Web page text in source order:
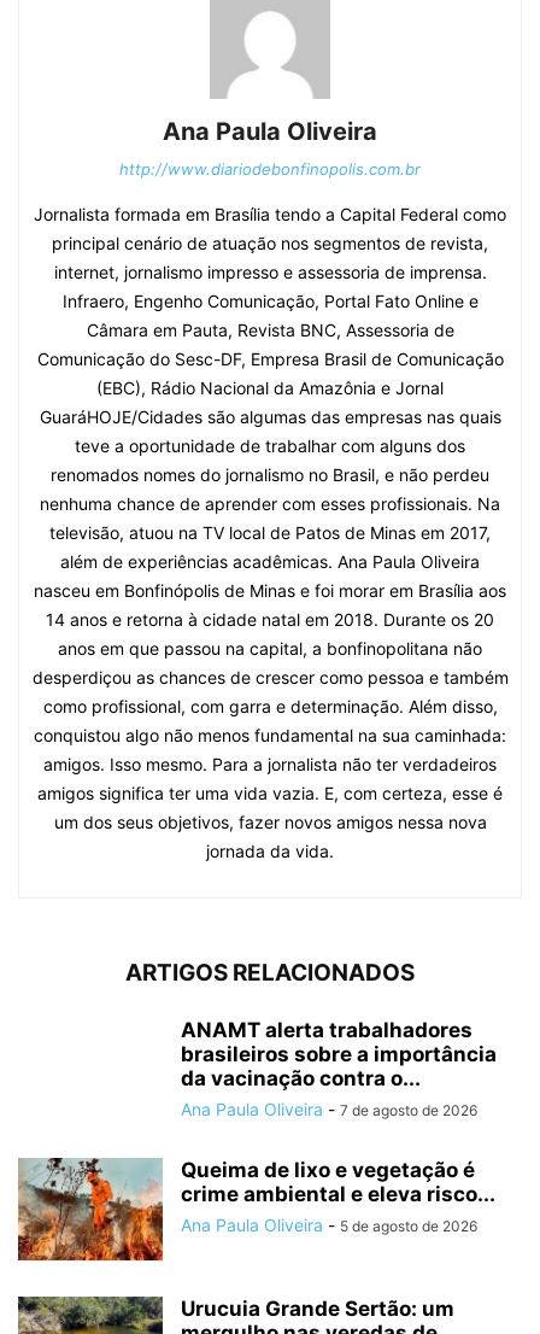
Ana Paula Oliveira
http://www.diariodebonfinopolis.com.br
Jornalista formada em Brasília tendo a Capital Federal como
principal cenário de atuação nos segmentos de revista,
internet, jornalismo impresso e assessoria de imprensa.
Infraero, Engenho Comunicação, Portal Fato Online e
Câmara em Pauta, Revista BNC, Assessoria de
Comunicação do Sesc-DF, Empresa Brasil de Comunicação
(EBC), Rádio Nacional da Amazônia e Jornal
GuaráHOJE/Cidades são algumas das empresas nas quais
teve a oportunidade de trabalhar com alguns dos
renomados nomes do jornalismo no Brasil, e não perdeu
nenhuma chance de aprender com esses profissionais. Na
televisão, atuou na TV local de Patos de Minas em 2017,
além de experiências acadêmicas. Ana Paula Oliveira
nasceu em Bonfinópolis de Minas e foi morar em Brasília aos
14 anos e retorna à cidade natal em 2018. Durante os 20
anos em que passou na capital, a bonfinopolitana não
desperdiçou as chances de crescer como pessoa e também
como profissional, com garra e determinação. Além disso,
conquistou algo não menos fundamental na sua caminhada:
amigos. Isso mesmo. Para a jornalista não ter verdadeiros
amigos significa ter uma vida vazia. E, com certeza, esse é
um dos seus objetivos, fazer novos amigos nessa nova
jornada da vida.
ARTIGOS RELACIONADOS
ANAMT alerta trabalhadores
brasileiros sobre a importância
da vacinação contra o...
Ana Paula Oliveira - 7 de agosto de 2026
Queima de lixo e vegetação é
crime ambiental e eleva risco...
Ana Paula Oliveira - 5 de agosto de 2026
Urucuia Grande Sertão: um